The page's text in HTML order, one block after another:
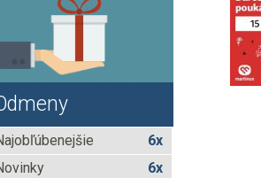
6x
6x